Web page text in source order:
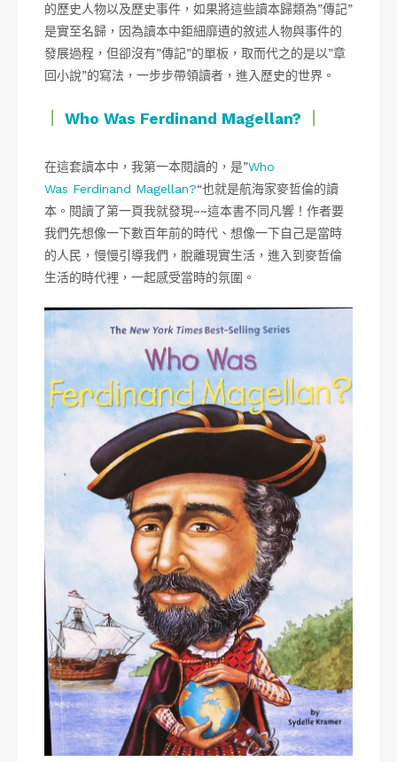
的歷史人物以及歷史事件，如果將這些讀本歸類為”傳記”
是實至名歸，因為讀本中鉅細靡遺的敘述人物與事件的
發展過程，但卻沒有”傳記”的單板，取而代之的是以”章
回小說”的寫法，一步步帶領讀者，進入歷史的世界。
Who Was Ferdinand Magellan?
在這套讀本中，我第一本閱讀的，是”Who
Was Ferdinand Magellan?“也就是航海家麥哲倫的讀
本。閱讀了第一頁我就發現~~這本書不同凡響！作者要
我們先想像一下數百年前的時代、想像一下自己是當時
的人民，慢慢引導我們，脫離現實生活，進入到麥哲倫
生活的時代裡，一起感受當時的氛圍。